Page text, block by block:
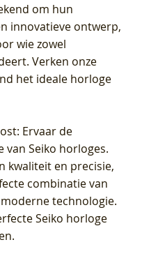
om hun
innovatieve ontwerp,
wie zowel
Verken onze
het ideale horloge
: Ervaar de
Seiko horloges.
kwaliteit en precisie,
combinatie van
technologie.
Seiko horloge